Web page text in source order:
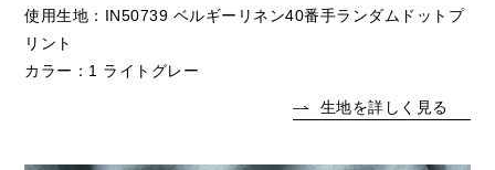
使用生地：IN50739 ベルギーリネン40番手ランダムドットプ
リント
カラー：1 ライトグレー
生地を詳しく見る